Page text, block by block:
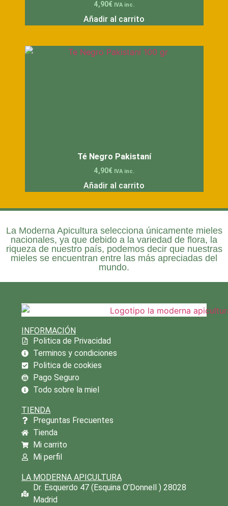
4,90€ IVA inc.
Añadir al carrito
Té Negro Pakistaní
4,90€ IVA inc.
Añadir al carrito
La Moderna Apicultura selecciona únicamente mieles
nacionales, ya que debido a la variedad de flora, la
riqueza de nuestro país, podemos decir que nuestras
mieles se encuentran entre las más apreciadas del
mundo.
INFORMACIÓN
Politica de Privacidad
Terminos y condiciones
Politica de cookies
Pago Seguro
Todo sobre la miel
TIENDA
Preguntas Frecuentes
Tienda
Mi carrito
Mi perfil
LA MODERNA APICULTURA
Dr. Esquerdo 47 (Esquina O'Donnell ) 28028
Madrid